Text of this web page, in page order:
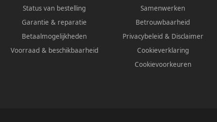
Status van bestelling
Garantie & reparatie
Betaalmogelijkheden
Voorraad & beschikbaarheid
Samenwerken
Betrouwbaarheid
Privacybeleid & Disclaimer
Cookieverklaring
Cookievoorkeuren